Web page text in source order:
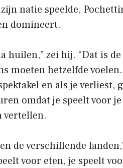
natie speelde,
domineert.
huilen,” zei hij. “Dat is
moeten hetzelfde
en als je verliest,
omdat je speelt voor
vertellen.
de verschillende
voor eten, je speelt